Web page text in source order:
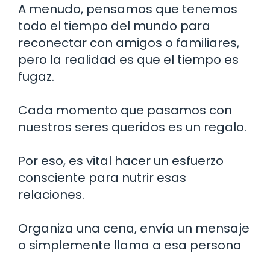
A menudo, pensamos que tenemos
todo el tiempo del mundo para
reconectar con amigos o familiares,
pero la realidad es que el tiempo es
fugaz.
Cada momento que pasamos con
nuestros seres queridos es un regalo.
Por eso, es vital hacer un esfuerzo
consciente para nutrir esas
relaciones.
Organiza una cena, envía un mensaje
o simplemente llama a esa persona